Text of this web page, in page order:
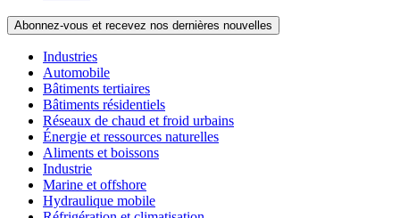
Abonnez-vous et recevez nos dernières nouvelles
Industries
Automobile
Bâtiments tertiaires
Bâtiments résidentiels
Réseaux de chaud et froid urbains
Énergie et ressources naturelles
Aliments et boissons
Industrie
Marine et offshore
Hydraulique mobile